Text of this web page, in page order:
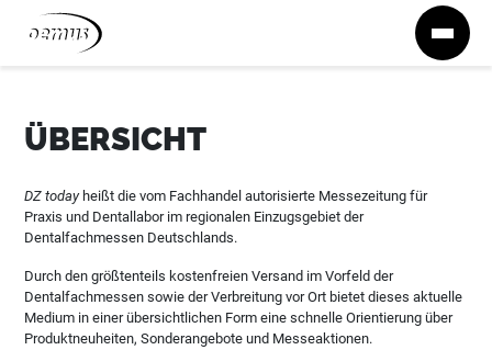
Zum Inhalt springen
ÜBERSICHT
DZ todayheißt die vom Fachhandel autorisierte Messezeitung für
Praxis und Dentallabor im regionalen Einzugsgebiet der
Dentalfachmessen Deutschlands.
Durch den größtenteils kostenfreien Versand im Vorfeld der
Dentalfachmessen sowie der Verbreitung vor Ort bietet dieses aktuelle
Medium in einer übersichtlichen Form eine schnelle Orientierung über
Produktneuheiten, Sonderangebote und Messeaktionen.